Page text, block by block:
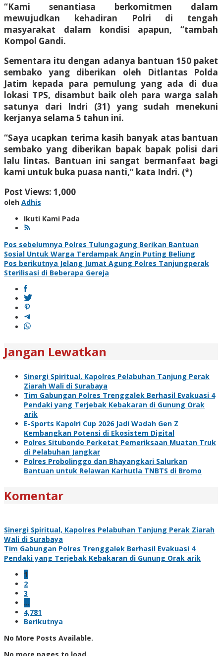
“Kami senantiasa berkomitmen dalam
mewujudkan kehadiran Polri di tengah
masyarakat dalam kondisi apapun, “tambah
Kompol Gandi.
Sementara itu dengan adanya bantuan 150 paket
sembako yang diberikan oleh Ditlantas Polda
Jatim kepada para pemulung yang ada di dua
lokasi TPS, disambut baik oleh para warga salah
satunya dari Indri (31) yang sudah menekuni
kerjanya selama 5 tahun ini.
“Saya ucapkan terima kasih banyak atas bantuan
sembako yang diberikan bapak bapak polisi dari
lalu lintas. Bantuan ini sangat bermanfaat bagi
kami untuk buka puasa nanti,” kata Indri. (*)
Post Views: 1,000
oleh Adhis
Ikuti Kami Pada
Navigasi
pos
Pos sebelumnya Polres Tulungagung Berikan Bantuan
Sosial Untuk Warga Terdampak Angin Puting Beliung
Pos berikutnya Jelang Jumat Agung Polres Tanjungperak
Sterilisasi di Beberapa Gereja
Jangan Lewatkan
Sinergi Spiritual, Kapolres Pelabuhan Tanjung Perak
Ziarah Wali di Surabaya
Tim Gabungan Polres Trenggalek Berhasil Evakuasi 4
Pendaki yang Terjebak Kebakaran di Gunung Orak
arik
E-Sports Kapolri Cup 2026 Jadi Wadah Gen Z
Kembangkan Potensi di Ekosistem Digital
Polres Situbondo Perketat Pemeriksaan Muatan Truk
di Pelabuhan Jangkar
Polres Probolinggo dan Bhayangkari Salurkan
Bantuan untuk Relawan Karhutla TNBTS di Bromo
Komentar
Sinergi Spiritual, Kapolres Pelabuhan Tanjung Perak Ziarah
Wali di Surabaya
Tim Gabungan Polres Trenggalek Berhasil Evakuasi 4
Pendaki yang Terjebak Kebakaran di Gunung Orak arik
1
2
3
…
4,781
Berikutnya
No More Posts Available.